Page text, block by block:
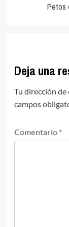
Petos
Deja una
Tu dirección
campos
Comentario *